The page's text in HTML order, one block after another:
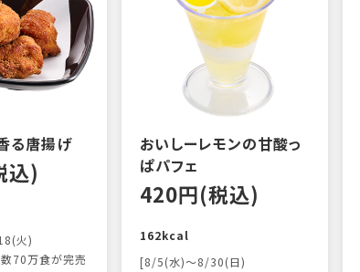
る唐揚げ
込)
火)
70万食が完売
おいしーレモンの甘酸っ
ぱパフェ
420円(税込)
162kcal
[8/5(水)～8/30(日)